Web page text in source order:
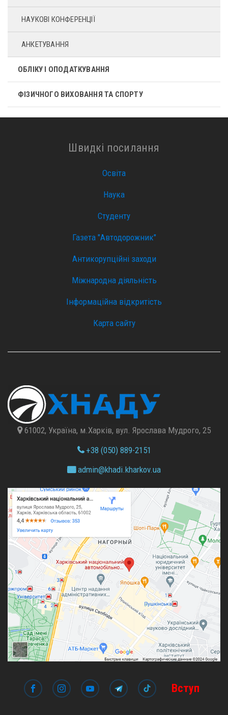
НАУКОВІ КОНФЕРЕНЦІЇ
АНКЕТУВАННЯ
ОБЛІКУ І ОПОДАТКУВАННЯ
ФІЗИЧНОГО ВИХОВАННЯ ТА СПОРТУ
Швидкі посилання
Освіта
Наука
Студенту
Газета "Автодорожник"
Антикорупційні заходи
Міжнародна діяльність
Інформаційна відкритість
Карта сайту
61002, Україна, м.Харків, вул. Ярослава Мудрого, 25
+38 (050) 889-2151
admin@khadi.kharkov.ua
Вступ